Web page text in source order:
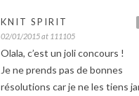
KNIT SPIRIT
02/01/2015 at 111105
Olala, c’est un joli concours !
Je ne prends pas de bonnes
résolutions car je ne les tiens